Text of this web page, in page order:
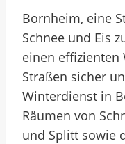
Bornheim, eine
Schnee und Eis
einen
Straßen sicher
Winterdienst in
Räumen von
und Splitt sowie